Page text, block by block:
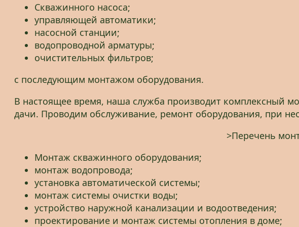
Скважинного насоса;
управляющей автоматики;
насосной станции;
водопроводной арматуры;
очистительных фильтров;
с последующим монтажом оборудования.
В настоящее время, наша служба производит комплексный
дачи. Проводим обслуживание, ремонт оборудования, при
>Перечень
Монтаж скважинного оборудования;
монтаж водопровода;
установка автоматической системы;
монтаж системы очистки воды;
устройство наружной канализации и водоотведения;
проектирование и монтаж системы отопления в доме;